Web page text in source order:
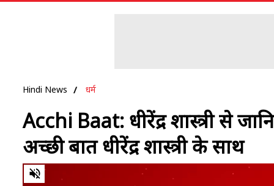
Hindi News धर्म
Acchi Baat: धीरेंद्र शास्त्री से
अच्छी बात धीरेंद्र शास्त्री के साथ
0
of